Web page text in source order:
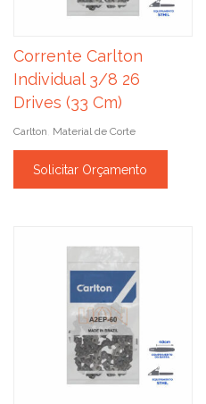
Corrente Carlton
Individual 3/8 26
Drives (33 Cm)
Carlton Material de Corte
Solicitar Orçamento